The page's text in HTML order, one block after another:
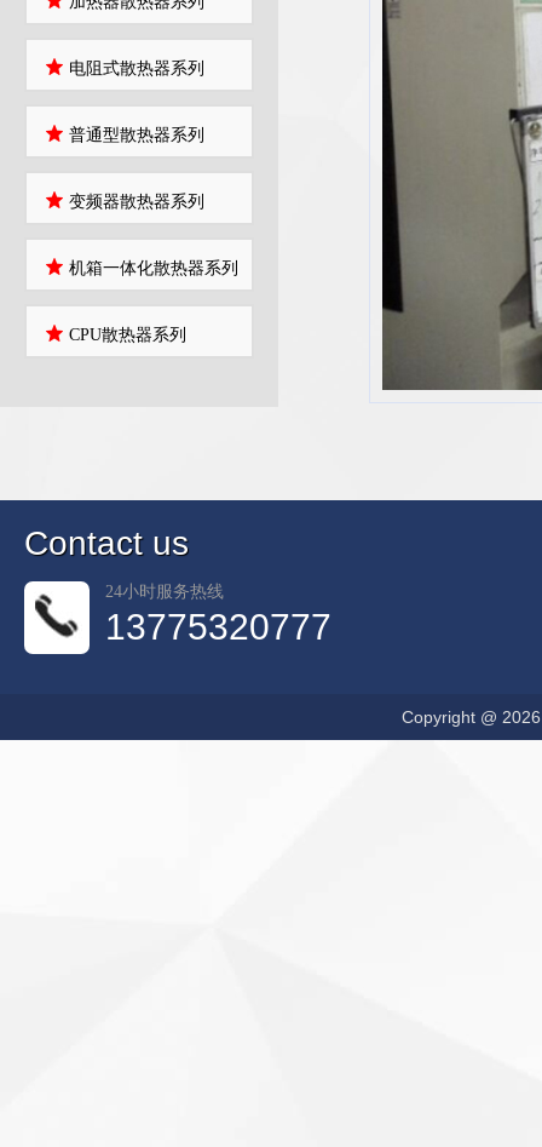
电阻式散热器系列
普通型散热器系列
变频器散热器系列
机箱一体化散热器系列
CPU散热器系列
Contact us
24小时服务热线
13775320777
Copyright @